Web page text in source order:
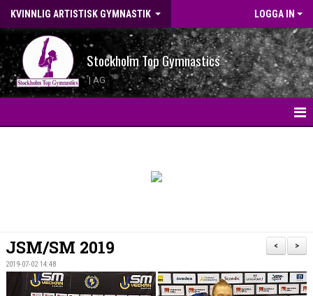
KVINNLIG ARTISTISK GYMNASTIK LOGGA IN
Stockholm Top Gymnastics
| AG
WEBBSHOP
NYHETER
>
<
JSM/SM 2019
2019-07-02 14:48